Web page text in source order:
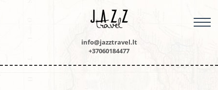
info@jazztravel.lt
+37060184477